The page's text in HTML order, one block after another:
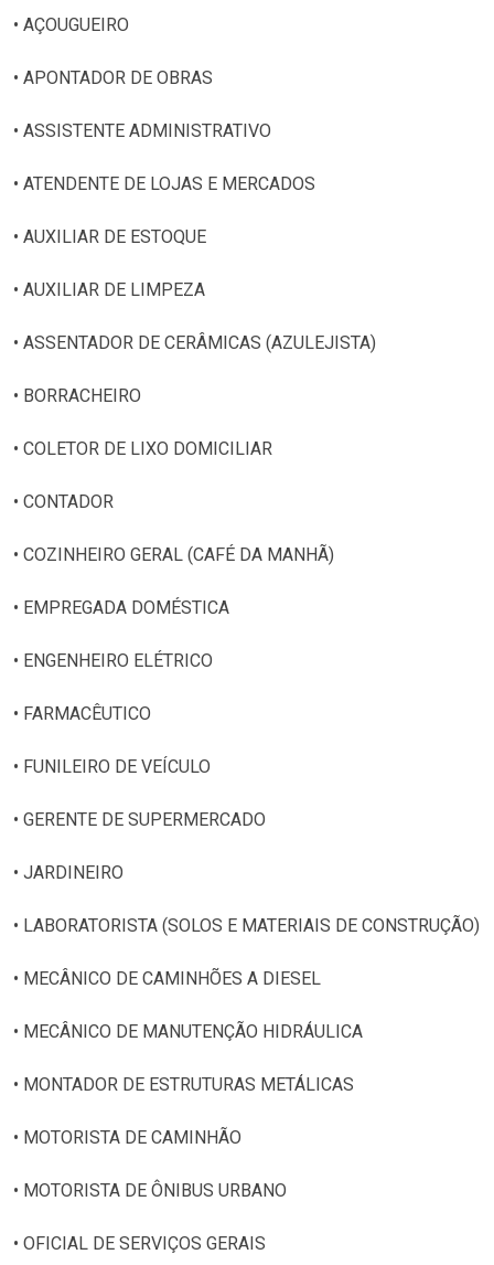
• AÇOUGUEIRO
• APONTADOR DE OBRAS
• ASSISTENTE ADMINISTRATIVO
• ATENDENTE DE LOJAS E MERCADOS
• AUXILIAR DE ESTOQUE
• AUXILIAR DE LIMPEZA
• ASSENTADOR DE CERÂMICAS (AZULEJISTA)
• BORRACHEIRO
• COLETOR DE LIXO DOMICILIAR
• CONTADOR
• COZINHEIRO GERAL (CAFÉ DA MANHÃ)
• EMPREGADA DOMÉSTICA
• ENGENHEIRO ELÉTRICO
• FARMACÊUTICO
• FUNILEIRO DE VEÍCULO
• GERENTE DE SUPERMERCADO
• JARDINEIRO
• LABORATORISTA (SOLOS E MATERIAIS DE CONSTRUÇÃO)
• MECÂNICO DE CAMINHÕES A DIESEL
• MECÂNICO DE MANUTENÇÃO HIDRÁULICA
• MONTADOR DE ESTRUTURAS METÁLICAS
• MOTORISTA DE CAMINHÃO
• MOTORISTA DE ÔNIBUS URBANO
• OFICIAL DE SERVIÇOS GERAIS